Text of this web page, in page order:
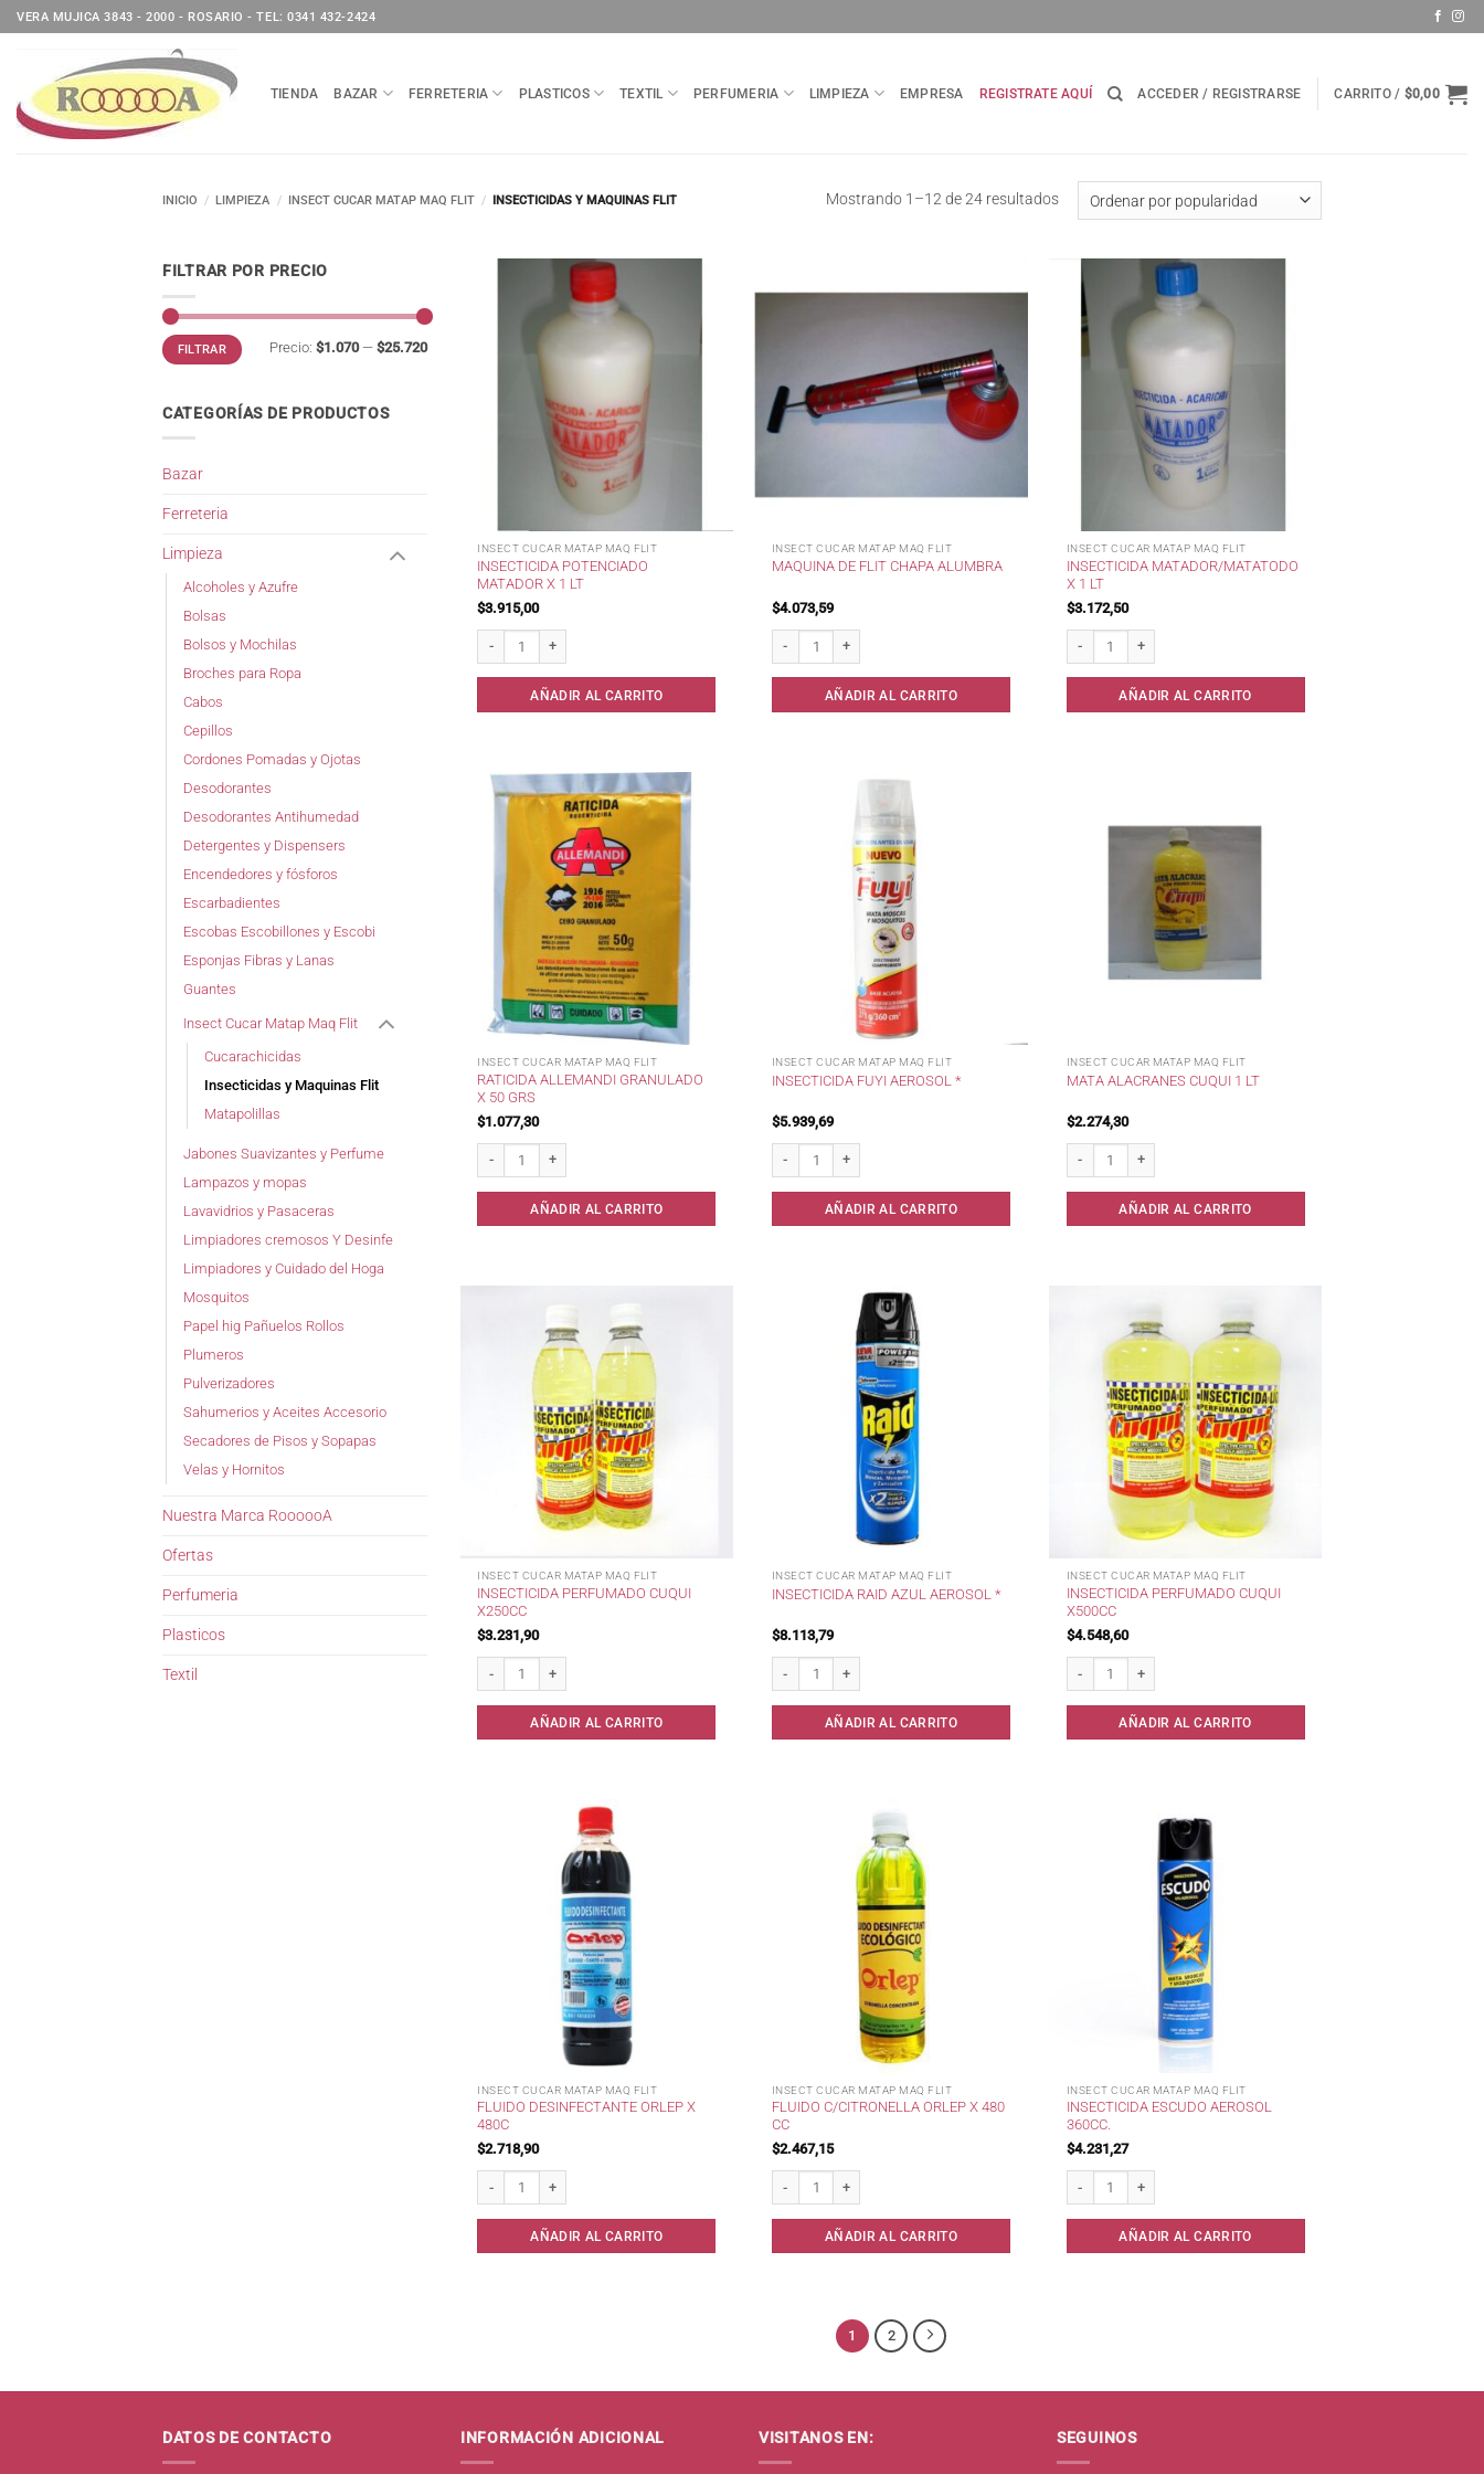
Saltar
al
VERA MUJICA 3843 - 2000 - ROSARIO - TEL: 0341 432-2424
TIENDA BAZAR FERRETERIA PLASTICOS TEXTIL PERFUMERIA LIMPIEZA EMPRESA REGISTRATE AQUÍ ACCEDER / REGISTRARSE CARRITO / $0,00
INICIO / LIMPIEZA / INSECT CUCAR MATAP MAQ FLIT / INSECTICIDAS Y MAQUINAS FLIT Mostrando 1–12 de 24 resultadosOrdenado
por
FILTRAR POR PRECIO
Precio
mínimo
Precio
máximo
FILTRAR Precio: $1.070— $25.720
CATEGORÍAS DE PRODUCTOS
Bazar
Ferreteria
Limpieza
Alcoholes y Azufre
Bolsas
Bolsos y Mochilas
Broches para Ropa
Cabos
Cepillos
Cordones Pomadas y Ojotas
Desodorantes
Desodorantes Antihumedad
Detergentes y Dispensers
Encendedores y fósforos
Escarbadientes
Escobas Escobillones y Escobi
Esponjas Fibras y Lanas
Guantes
Insect Cucar Matap Maq Flit
Cucarachicidas
Insecticidas y Maquinas Flit
Matapolillas
Jabones Suavizantes y Perfume
Lampazos y mopas
Lavavidrios y Pasaceras
Limpiadores cremosos Y Desinfe
Limpiadores y Cuidado del Hoga
Mosquitos
Papel hig Pañuelos Rollos
Plumeros
Pulverizadores
Sahumerios y Aceites Accesorio
Secadores de Pisos y Sopapas
Velas y Hornitos
Nuestra Marca RoooooA
Ofertas
Perfumeria
Plasticos
Textil
INSECT CUCAR MATAP MAQ FLIT
INSECTICIDA POTENCIADO
MATADOR X 1 LT
$3.915,00
AÑADIR AL CARRITO
INSECT CUCAR MATAP MAQ FLIT
MAQUINA DE FLIT CHAPA ALUMBRA
$4.073,59
AÑADIR AL CARRITO
INSECT CUCAR MATAP MAQ FLIT
INSECTICIDA MATADOR/MATATODO
X 1 LT
$3.172,50
AÑADIR AL CARRITO
INSECT CUCAR MATAP MAQ FLIT
RATICIDA ALLEMANDI GRANULADO
X 50 GRS
$1.077,30
AÑADIR AL CARRITO
INSECT CUCAR MATAP MAQ FLIT
INSECTICIDA FUYI AEROSOL *
$5.939,69
AÑADIR AL CARRITO
INSECT CUCAR MATAP MAQ FLIT
MATA ALACRANES CUQUI 1 LT
$2.274,30
AÑADIR AL CARRITO
INSECT CUCAR MATAP MAQ FLIT
INSECTICIDA PERFUMADO CUQUI
X250CC
$3.231,90
Insecticida Perfumado CUQUI x250cc cantidad
AÑADIR AL CARRITO
INSECT CUCAR MATAP MAQ FLIT
INSECTICIDA RAID AZUL AEROSOL *
$8.113,79
Insecticida Raid Azul aerosol * cantidad
AÑADIR AL CARRITO
INSECT CUCAR MATAP MAQ FLIT
INSECTICIDA PERFUMADO CUQUI
X500CC
$4.548,60
Insecticida Perfumado CUQUI x500cc cantidad
AÑADIR AL CARRITO
INSECT CUCAR MATAP MAQ FLIT
FLUIDO DESINFECTANTE ORLEP X
480C
$2.718,90
Fluido Desinfectante ORLEP x 480c cantidad
AÑADIR AL CARRITO
INSECT CUCAR MATAP MAQ FLIT
FLUIDO C/CITRONELLA ORLEP X 480
CC
$2.467,15
Fluido c/Citronella Orlep x 480 cc cantidad
AÑADIR AL CARRITO
INSECT CUCAR MATAP MAQ FLIT
INSECTICIDA ESCUDO AEROSOL
360CC.
$4.231,27
Insecticida ESCUDO Aerosol 360cc. cantidad
AÑADIR AL CARRITO
1 2
DATOS DE CONTACTO INFORMACIÓN ADICIONAL VISITANOS EN: SEGUINOS